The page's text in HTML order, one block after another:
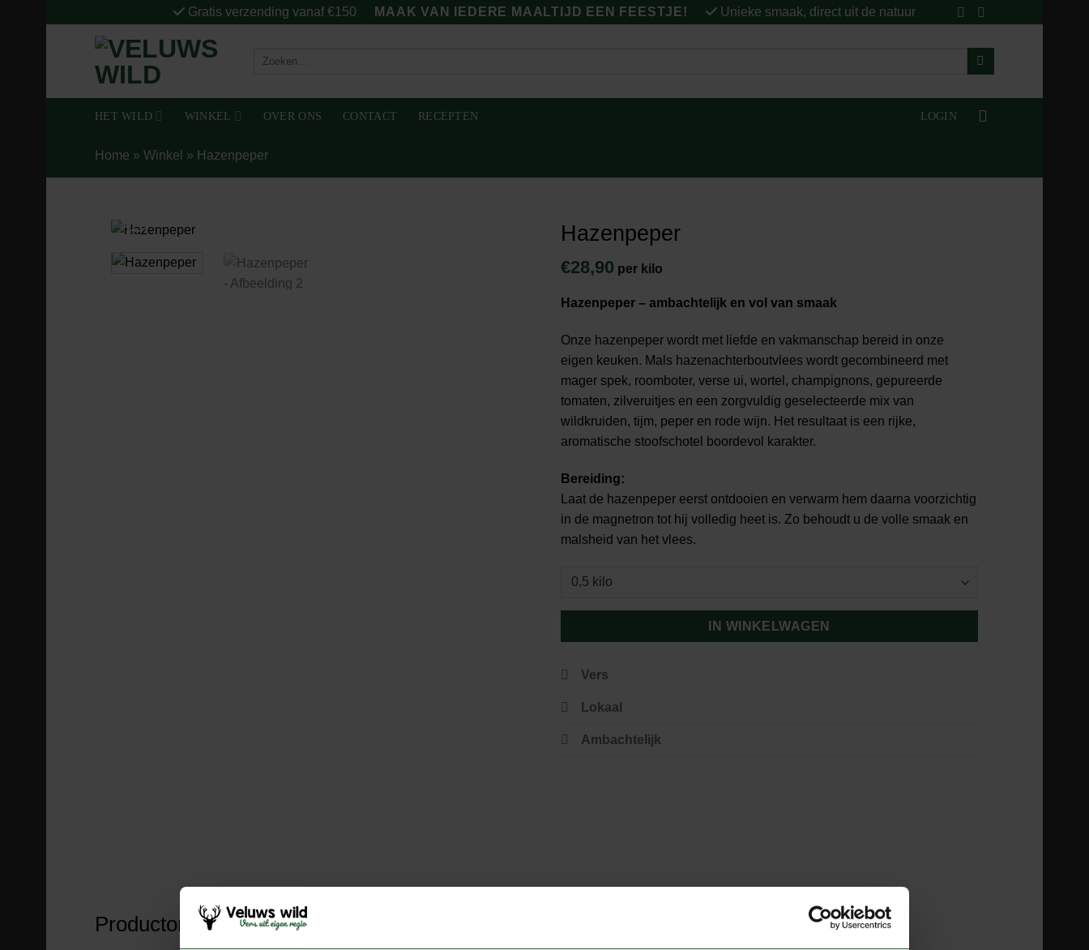
Gratis verzending vanaf €150 MAAK VAN IEDERE MAALTIJD EEN FEESTJE! Unieke smaak, direct uit de natuur
Zoeken
HET WILD WINKEL OVER ONS CONTACT RECEPTEN LOGIN
Home » Winkel » Hazenpeper
Hazenpeper
€28,90 per kilo
Hazenpeper – ambachtelijk en vol van smaak
Onze hazenpeper wordt met liefde en vakmanschap bereid in onze
eigen keuken. Mals hazenachterboutvlees wordt gecombineerd met
mager spek, roomboter, verse ui, wortel, champignons, gepureerde
tomaten, zilveruitjes en een zorgvuldig geselecteerde mix van
wildkruiden, tijm, peper en rode wijn. Het resultaat is een rijke,
aromatische stoofschotel boordevol karakter.
Bereiding:
Laat de hazenpeper eerst ontdooien en verwarm hem daarna voorzichtig
in de magnetron tot hij volledig heet is. Zo behoudt u de volle smaak en
malsheid van het vlees.
IN WINKELWAGEN
Vers
Lokaal
Ambachtelijk
Productomschrijving